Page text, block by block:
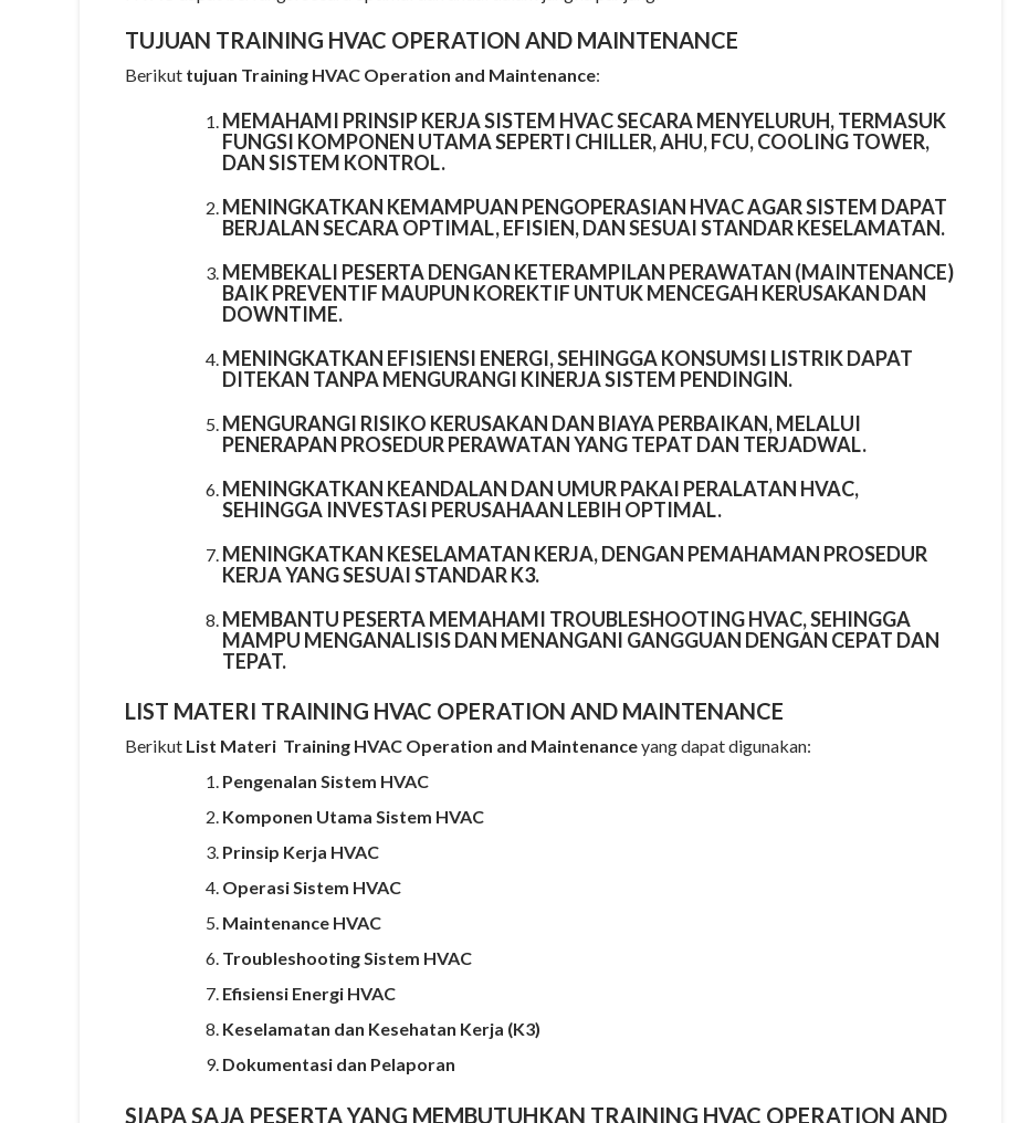
TUJUAN TRAINING HVAC OPERATION AND MAINTENANCE
Berikut tujuan Training HVAC Operation and Maintenance:
MEMAHAMI PRINSIP KERJA SISTEM HVACSECARA MENYELURUH, TERMASUK
FUNGSI KOMPONEN UTAMA SEPERTI CHILLER, AHU, FCU, COOLING TOWER,
DAN SISTEM KONTROL.
MENINGKATKAN KEMAMPUAN PENGOPERASIAN HVACAGAR SISTEM DAPAT
BERJALAN SECARA OPTIMAL, EFISIEN, DAN SESUAI STANDAR KESELAMATAN.
MEMBEKALI PESERTA DENGAN KETERAMPILAN PERAWATAN (MAINTENANCE)
BAIK PREVENTIF MAUPUN KOREKTIF UNTUK MENCEGAH KERUSAKAN DAN
DOWNTIME.
MENINGKATKAN EFISIENSI ENERGI, SEHINGGA KONSUMSI LISTRIK DAPAT
DITEKAN TANPA MENGURANGI KINERJA SISTEM PENDINGIN.
MENGURANGI RISIKO KERUSAKAN DAN BIAYA PERBAIKAN, MELALUI
PENERAPAN PROSEDUR PERAWATAN YANG TEPAT DAN TERJADWAL.
MENINGKATKAN KEANDALAN DAN UMUR PAKAI PERALATAN HVAC,
SEHINGGA INVESTASI PERUSAHAAN LEBIH OPTIMAL.
MENINGKATKAN KESELAMATAN KERJA, DENGAN PEMAHAMAN PROSEDUR
KERJA YANG SESUAI STANDAR K3.
MEMBANTU PESERTA MEMAHAMI TROUBLESHOOTING HVAC, SEHINGGA
MAMPU MENGANALISIS DAN MENANGANI GANGGUAN DENGAN CEPAT DAN
TEPAT.
LIST MATERI TRAINING HVAC OPERATION AND MAINTENANCE
Berikut List Materi Training HVAC Operation and Maintenanceyang dapat digunakan:
Pengenalan Sistem HVAC
Komponen Utama Sistem HVAC
Prinsip Kerja HVAC
Operasi Sistem HVAC
Maintenance HVAC
Troubleshooting Sistem HVAC
Efisiensi Energi HVAC
Keselamatan dan Kesehatan Kerja (K3)
Dokumentasi dan Pelaporan
SIAPA SAJA PESERTA YANG MEMBUTUHKAN TRAINING HVAC OPERATION AND